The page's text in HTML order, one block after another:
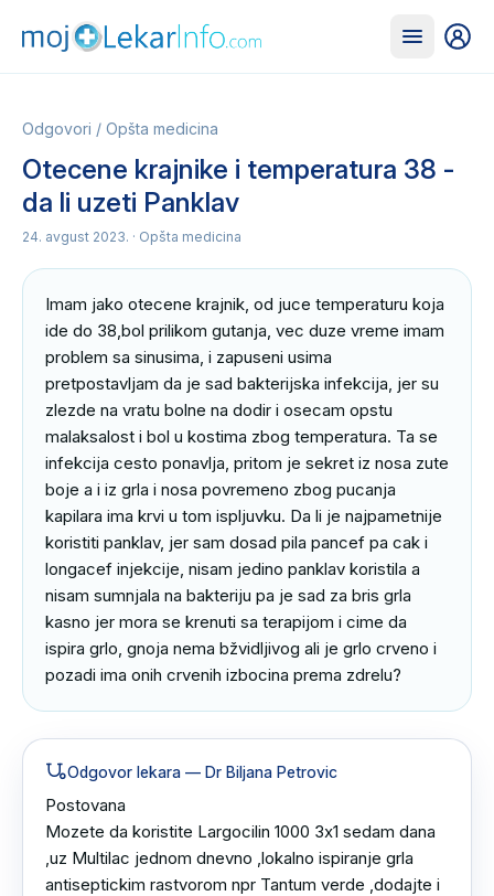
Odgovori / Opšta medicina
Otecene krajnike i temperatura 38 -
da li uzeti Panklav
24. avgust 2023. · Opšta medicina
Imam jako otecene krajnik, od juce temperaturu koja
ide do 38,bol prilikom gutanja, vec duze vreme imam
problem sa sinusima, i zapuseni usima
pretpostavljam da je sad bakterijska infekcija, jer su
zlezde na vratu bolne na dodir i osecam opstu
malaksalost i bol u kostima zbog temperatura. Ta se
infekcija cesto ponavlja, pritom je sekret iz nosa zute
boje a i iz grla i nosa povremeno zbog pucanja
kapilara ima krvi u tom ispljuvku. Da li je najpametnije
koristiti panklav, jer sam dosad pila pancef pa cak i
longacef injekcije, nisam jedino panklav koristila a
nisam sumnjala na bakteriju pa je sad za bris grla
kasno jer mora se krenuti sa terapijom i cime da
ispira grlo, gnoja nema bžvidljivog ali je grlo crveno i
pozadi ima onih crvenih izbocina prema zdrelu?
Odgovor lekara — Dr Biljana Petrovic
Postovana
Mozete da koristite Largocilin 1000 3x1 sedam dana
,uz Multilac jednom dnevno ,lokalno ispiranje grla
antiseptickim rastvorom npr Tantum verde ,dodajte i